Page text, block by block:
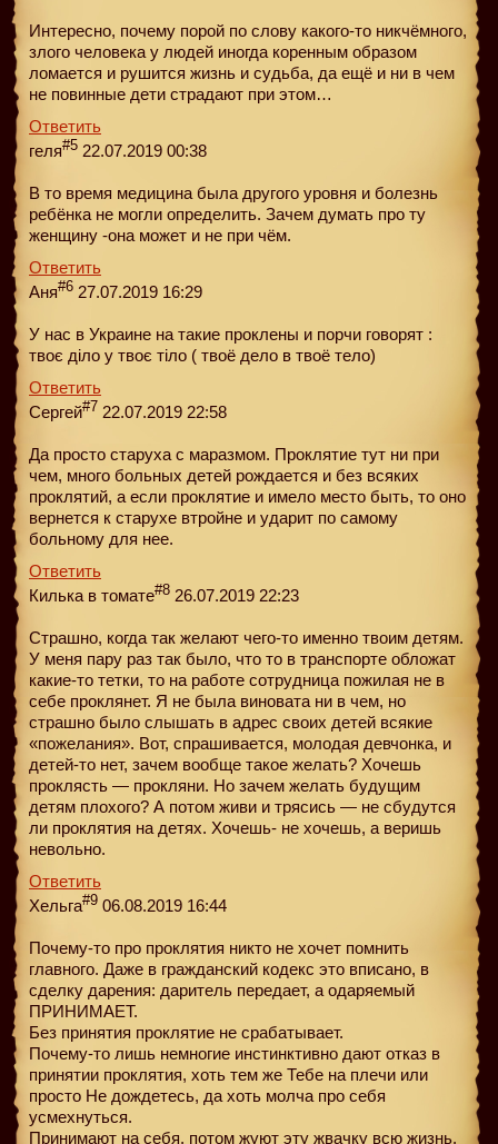
Интересно, почему порой по слову какого-то никчёмного,
злого человека у людей иногда коренным образом
ломается и рушится жизнь и судьба, да ещё и ни в чем
не повинные дети страдают при этом…
Ответить
геля#5 22.07.2019 00:38
В то время медицина была другого уровня и болезнь
ребёнка не могли определить. Зачем думать про ту
женщину -она может и не при чём.
Ответить
Аня#6 27.07.2019 16:29
У нас в Украине на такие проклены и порчи говорят :
твоє діло у твоє тіло ( твоё дело в твоё тело)
Ответить
Сергей#7 22.07.2019 22:58
Да просто старуха с маразмом. Проклятие тут ни при
чем, много больных детей рождается и без всяких
проклятий, а если проклятие и имело место быть, то оно
вернется к старухе втройне и ударит по самому
больному для нее.
Ответить
Килька в томате#8 26.07.2019 22:23
Страшно, когда так желают чего-то именно твоим детям.
У меня пару раз так было, что то в транспорте обложат
какие-то тетки, то на работе сотрудница пожилая не в
себе проклянет. Я не была виновата ни в чем, но
страшно было слышать в адрес своих детей всякие
«пожелания». Вот, спрашивается, молодая девчонка, и
детей-то нет, зачем вообще такое желать? Хочешь
проклясть — прокляни. Но зачем желать будущим
детям плохого? А потом живи и трясись — не сбудутся
ли проклятия на детях. Хочешь- не хочешь, а веришь
невольно.
Ответить
Хельга#9 06.08.2019 16:44
Почему-то про проклятия никто не хочет помнить
главного. Даже в гражданский кодекс это вписано, в
сделку дарения: даритель передает, а одаряемый
ПРИНИМАЕТ.
Без принятия проклятие не срабатывает.
Почему-то лишь немногие инстинктивно дают отказ в
принятии проклятия, хоть тем же Тебе на плечи или
просто Не дождетесь, да хоть молча про себя
усмехнуться.
Принимают на себя, потом жуют эту жвачку всю жизнь,